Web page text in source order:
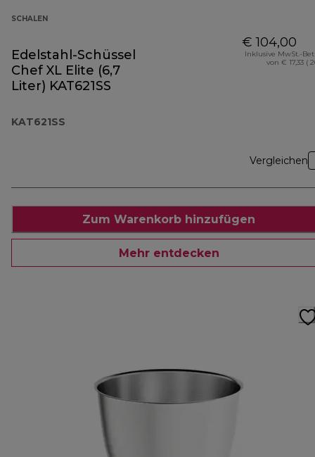
SCHALEN
Edelstahl-Schüssel
Chef XL Elite (6,7
Liter) KAT621SS
KAT621SS
€ 104,00
Inklusive MwSt.-
von € 17,33 (
Vergleichen
Zum Warenkorb hinzufügen
Mehr entdecken